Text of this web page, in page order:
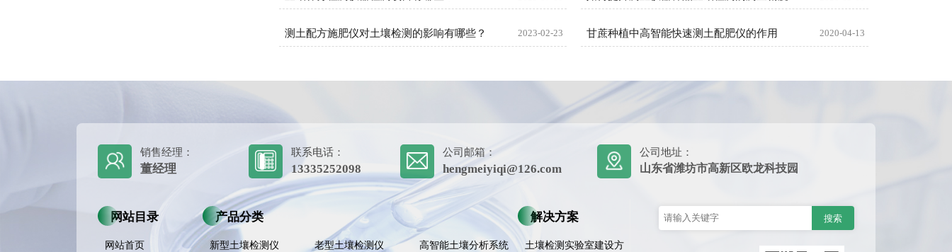
测土配方施肥仪对土壤检测的影响有哪些？ 2023-02-23 甘蔗种植中高智能快速测土配肥仪的作用 2020-04-13
销售经理：
董经理
联系电话：
13335252098
公司邮箱：
hengmeiyiqi@126.com
公司地址：
山东省潍坊市高新区欧龙科技园
网站目录
网站首页
产品分类
新型土壤检测仪 老型土壤检测仪 高智能土壤分析系统
解决方案
土壤检测实验室建设方